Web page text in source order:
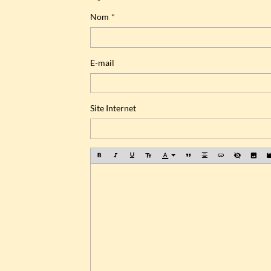
Nom
E-mail
Site Internet